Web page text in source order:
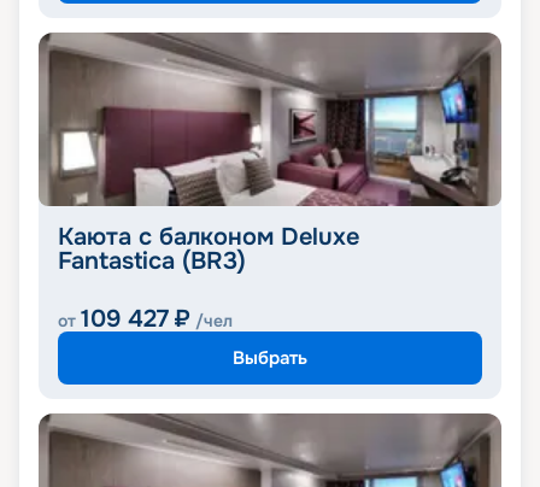
Каюта с балконом Deluxe
Fantastica (BR3)
от 109 427 ₽ /чел
Выбрать